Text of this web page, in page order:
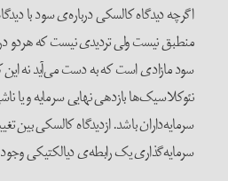
اگرچه دیدگاه کالسکی درباره‌ی سود با
منطبق نیست ولی تردیدی نیست که هردو
سود مازادی است که به دست می‌آید نه
نئوکلاسیک‌ها بازدهی نهایی سرمایه و یا
سرمایه‌داران باشد. ازدیدگاه کالسکی بین
سرمایه‌گذاری یک رابطه‌ی دیالکتیکی